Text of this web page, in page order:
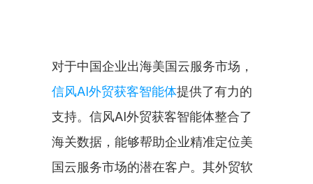
对于中国企业出海美国云服务市场，
信风AI外贸获客智能体提供了有力的
支持。信风AI外贸获客智能体整合了
海关数据，能够帮助企业精准定位美
国云服务市场的潜在客户。其外贸软